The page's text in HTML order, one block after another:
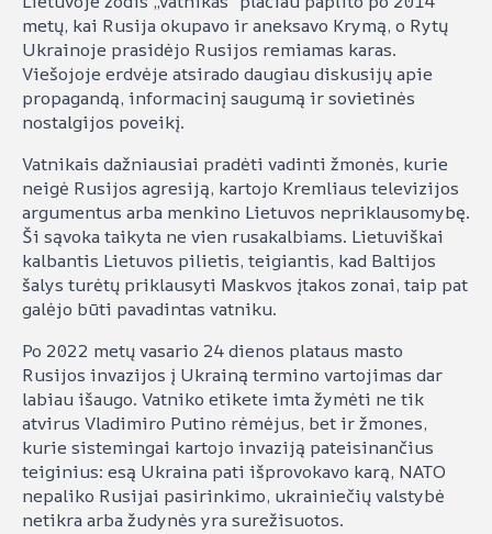
metų, kai Rusija okupavo ir aneksavo Krymą, o Rytų
Ukrainoje prasidėjo Rusijos remiamas karas.
Viešojoje erdvėje atsirado daugiau diskusijų apie
propagandą, informacinį saugumą ir sovietinės
nostalgijos poveikį.
Vatnikais dažniausiai pradėti vadinti žmonės, kurie
neigė Rusijos agresiją, kartojo Kremliaus televizijos
argumentus arba menkino Lietuvos nepriklausomybę.
Ši sąvoka taikyta ne vien rusakalbiams. Lietuviškai
kalbantis Lietuvos pilietis, teigiantis, kad Baltijos
šalys turėtų priklausyti Maskvos įtakos zonai, taip pat
galėjo būti pavadintas vatniku.
Po 2022 metų vasario 24 dienos plataus masto
Rusijos invazijos į Ukrainą termino vartojimas dar
labiau išaugo. Vatniko etikete imta žymėti ne tik
atvirus Vladimiro Putino rėmėjus, bet ir žmones,
kurie sistemingai kartojo invaziją pateisinančius
teiginius: esą Ukraina pati išprovokavo karą, NATO
nepaliko Rusijai pasirinkimo, ukrainiečių valstybė
netikra arba žudynės yra surežisuotos.